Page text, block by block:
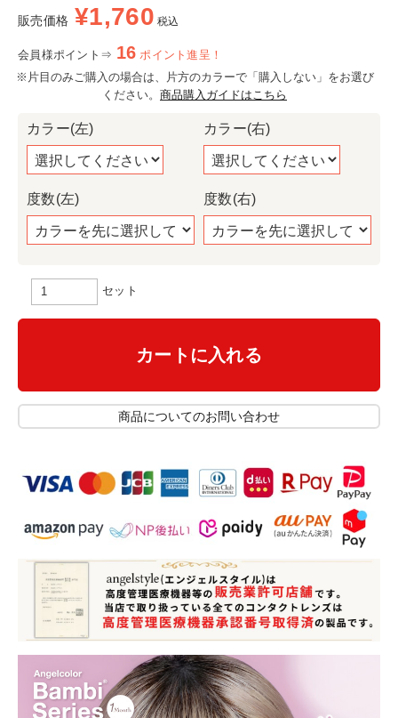
販売価格 ¥1,760 税込
会員様ポイント⇒ 16 ポイント進呈！
※片目のみご購入の場合は、片方のカラーで「購入しない」をお選び
ください。 商品購入ガイドはこちら
カラー(左)
度数(左)
カラー(右)
度数(右)
セット
カートに入れる
商品についてのお問い合わせ